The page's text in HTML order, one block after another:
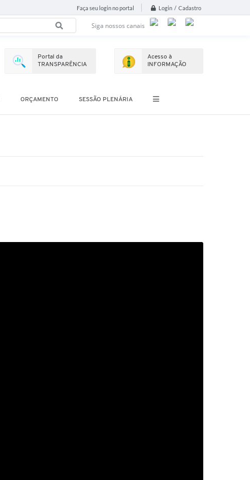
Faça seu login no portal Login / Cadastro
Siga nossos canais
Acesso à
INFORMAÇÃO
Portal da
TRANSPARÊNCIA
ORÇAMENTO SESSÃO PLENÁRIA